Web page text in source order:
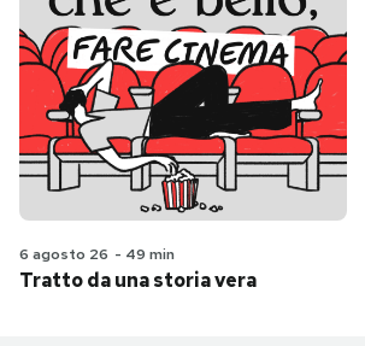
6 agosto 26 - 49 min
Tratto da una storia vera